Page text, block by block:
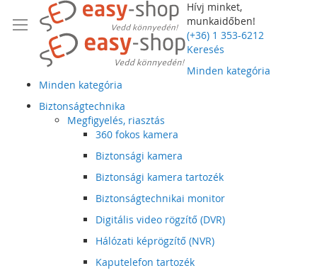
Hívj minket,
munkaidőben!
(+36) 1 353-6212
Keresés
Minden kategória
Minden kategória
Biztonságtechnika
Megfigyelés, riasztás
360 fokos kamera
Biztonsági kamera
Biztonsági kamera tartozék
Biztonságtechnikai monitor
Digitális video rögzítő (DVR)
Hálózati képrögzítő (NVR)
Kaputelefon tartozék